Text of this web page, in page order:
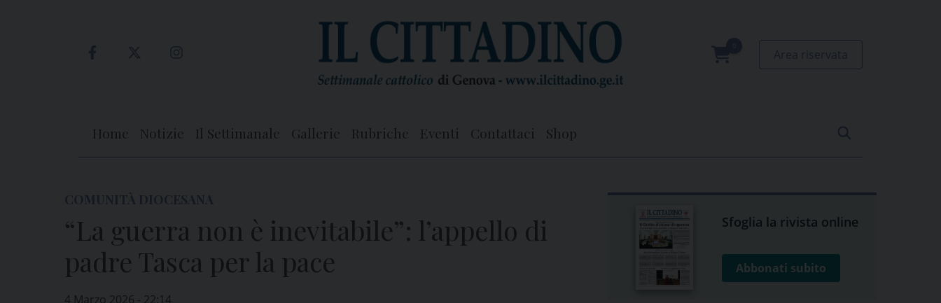
Home Notizie Il Settimanale Gallerie Rubriche Eventi Contattaci Shop
“La guerra non è inevitabile”: l’appello di
padre Tasca per la pace
4 Marzo 2026 - 22:14
Sfoglia la rivista online
Abbonati subito